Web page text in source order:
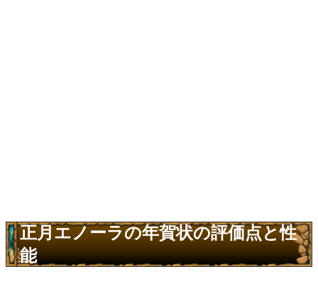
正月エノーラの年賀状の評価点と性
能